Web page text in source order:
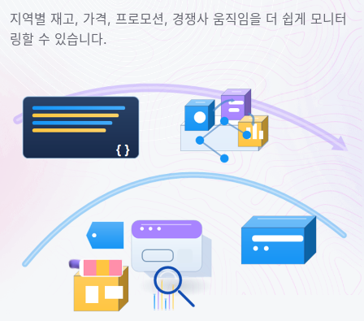
지역별 재고, 가격, 프로모션, 경쟁사 움직임을 더 쉽게 모니터
링할 수 있습니다.